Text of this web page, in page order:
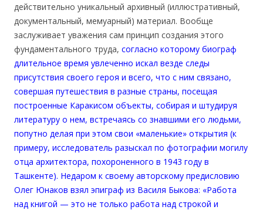
действительно уникальный архивный (иллюстративный,
документальный, мемуарный) материал. Вообще
заслуживает уважения сам принцип создания этого
фундаментального труда, согласно которому биограф
длительное время увлеченно искал везде следы
присутствия своего героя и всего, что с ним связано,
совершая путешествия в разные страны, посещая
построенные Каракисом объекты, собирая и штудируя
литературу о нем, встречаясь со знавшими его людьми,
попутно делая при этом свои «маленькие» открытия (к
примеру, исследователь разыскал по фотографии могилу
отца архитектора, похороненного в 1943 году в
Ташкенте). Недаром к своему авторскому предисловию
Олег Юнаков взял эпиграф из Василя Быкова: «Работа
над книгой — это не только работа над строкой и